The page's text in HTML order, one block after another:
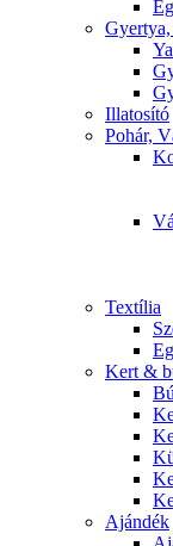
Gyertya,
Illatosító
Pohár,
Textília
Kert &
Ajándék